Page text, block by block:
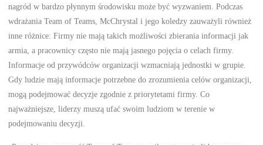
nagród w bardzo płynnym środowisku może być wyzwaniem. Podczas
wdrażania Team of Teams, McChrystal i jego koledzy zauważyli również
inne różnice: Firmy nie mają takich możliwości zbierania informacji jak
armia, a pracownicy często nie mają jasnego pojęcia o celach firmy.
Informacje od przywódców organizacji wzmacniają jednostki w grupie.
Gdy ludzie mają informacje potrzebne do zrozumienia celów organizacji,
mogą podejmować decyzje zgodnie z priorytetami firmy. Co
najważniejsze, liderzy muszą ufać swoim ludziom w terenie w
podejmowaniu decyzji.